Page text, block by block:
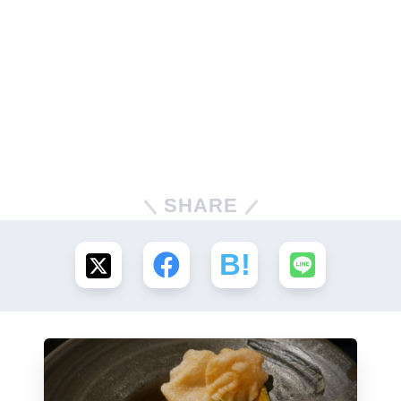
SHARE